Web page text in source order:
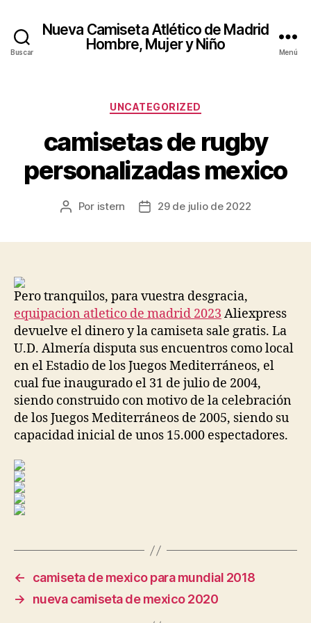
Buscar
Nueva Camiseta Atlético de Madrid
Hombre, Mujer y Niño
Menú
Categorías
UNCATEGORIZED
camisetas de rugby
personalizadas mexico
Autor
Por istern
Fecha29 de julio de 2022
Pero tranquilos, para vuestra desgracia,
equipacion atletico de madrid 2023 Aliexpress
devuelve el dinero y la camiseta sale gratis. La
U.D. Almería disputa sus encuentros como local
en el Estadio de los Juegos Mediterráneos, el
cual fue inaugurado el 31 de julio de 2004,
siendo construido con motivo de la celebración
de los Juegos Mediterráneos de 2005, siendo su
capacidad inicial de unos 15.000 espectadores.
←
camiseta de mexico para mundial 2018
→
nueva camiseta de mexico 2020